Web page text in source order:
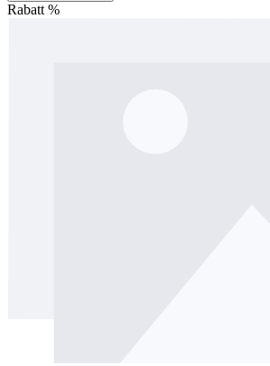
Rabatt %